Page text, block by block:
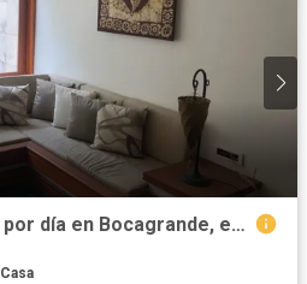
Se alquila Casa de lujo por día en Bocagrande, en Cartagena de Indias
Casa